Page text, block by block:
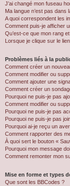
J’ai changé mon fuseau
Ma langue n’est pas dans
A quoi correspondent les
Comment puis-je afficher
Qu’est-ce que mon rang
Lorsque je clique sur le lien
Problèmes liés à la
Comment créer un
Comment modifier ou
Comment ajouter une
Comment créer un
Pourquoi ne puis-je pas
Comment modifier ou
Pourquoi ne puis-je pas
Pourquoi ne puis-je pas
Pourquoi ai-je reçu un
Comment rapporter des
À quoi sert le bouton «
Pourquoi mon message
Comment remonter mon
Mise en forme et types
Que sont les BBCodes ?